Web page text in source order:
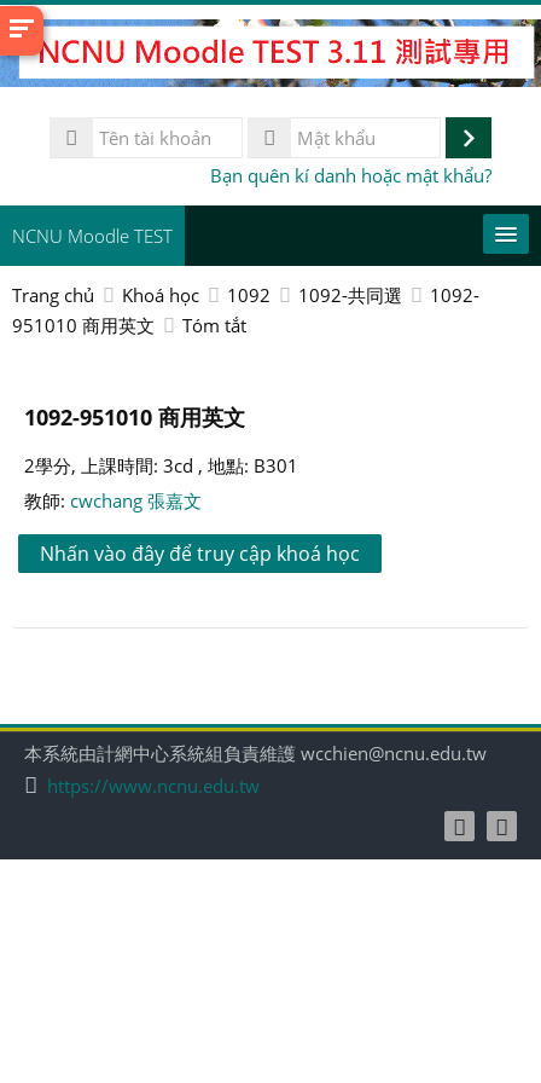
Chuyển
tới
nội
Tên
tài
Đăng
Bạn quên kí danh hoặc mật khẩu?
NCNU Moodle TEST
Vietnamese ‎(vi)‎
Tìm
kiếm
học
Trang chủ Khoá học 1092 1092-共同選
1092-
951010 商用英文
Tóm tắt
1092-951010 商用英文
2學分, 上課時間: 3cd , 地點: B301
教師: cwchang 張嘉文
Nhấn vào đây để truy cập khoá học
本系統由計網中心系統組負責維護 wcchien@ncnu.edu.tw
https://www.ncnu.edu.tw